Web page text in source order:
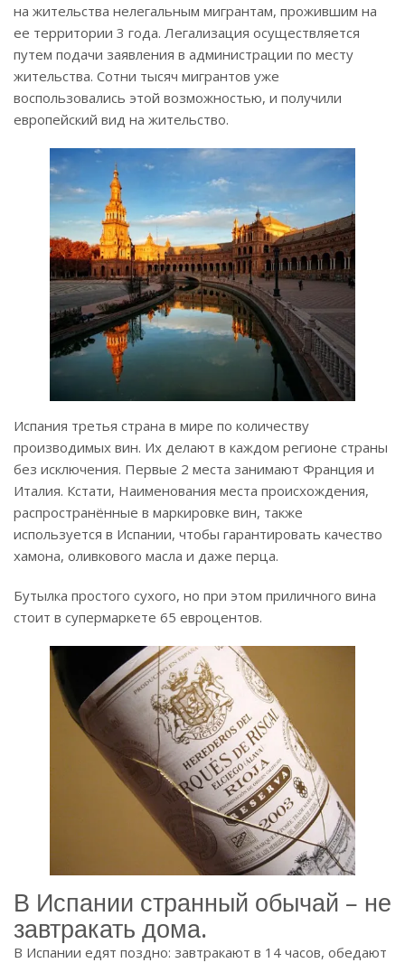
на жительства нелегальным мигрантам, прожившим на
ее территории 3 года. Легализация осуществляется
путем подачи заявления в администрации по месту
жительства. Сотни тысяч мигрантов уже
воспользовались этой возможностью, и получили
европейский вид на жительство.
Испания третья страна в мире по количеству
производимых вин. Их делают в каждом регионе страны
без исключения. Первые 2 места занимают Франция и
Италия. Кстати, Наименования места происхождения,
распространённые в маркировке вин, также
используется в Испании, чтобы гарантировать качество
хамона, оливкового масла и даже перца.
Бутылка простого сухого, но при этом приличного вина
стоит в супермаркете 65 евроцентов.
В Испании странный обычай – не
завтракать дома.
В Испании едят поздно: завтракают в 14 часов, обедают